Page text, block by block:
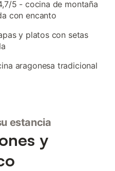
5 - cocina de montaña
con encanto
y platos con setas
aragonesa tradicional
estancia
y